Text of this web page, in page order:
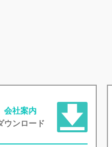
会社案内
ウンロード